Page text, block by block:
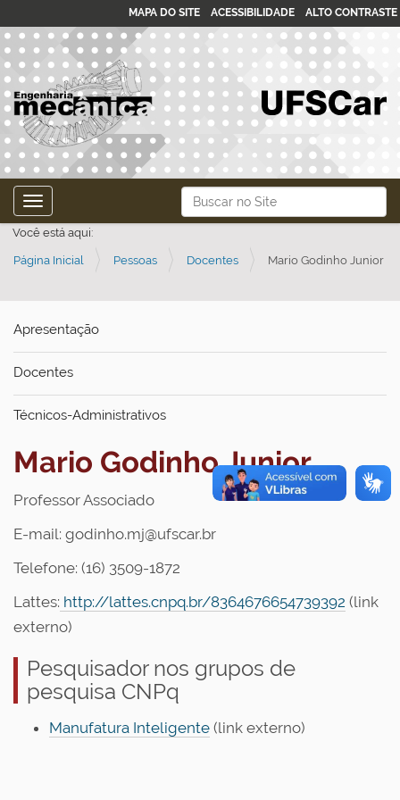
Busca
Busca Avançada…
MAPA DO SITE ACESSIBILIDADE ALTO CONTRASTE
Toggle navigation
Você está aqui:
Página Inicial Pessoas Docentes Mario Godinho Junior
Apresentação
Docentes
Técnicos-Administrativos
Mario Godinho Junior
Professor Associado
E-mail: godinho.mj@ufscar.br
Telefone: (16) 3509-1872
Lattes: http://lattes.cnpq.br/8364676654739392 (link
externo)
Pesquisador nos grupos de
pesquisa CNPq
Manufatura Inteligente (link externo)